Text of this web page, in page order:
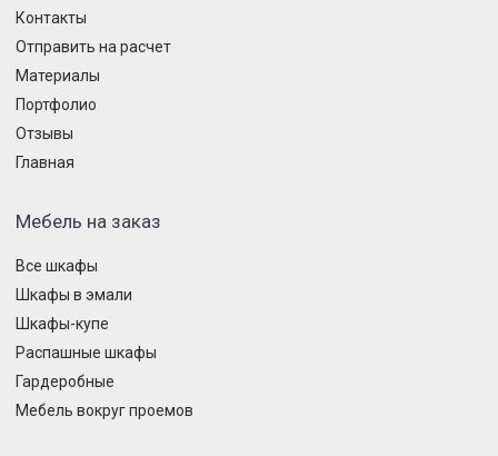
Контакты
Отправить на расчет
Материалы
Портфолио
Отзывы
Главная
Мебель на заказ
Все шкафы
Шкафы в эмали
Шкафы-купе
Распашные шкафы
Гардеробные
Мебель вокруг проемов